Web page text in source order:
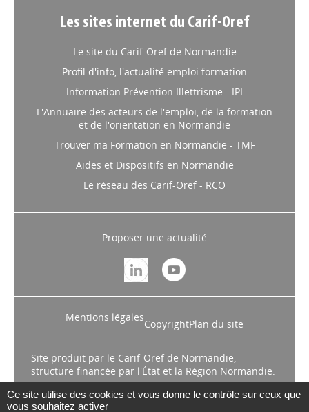
Les sites internet du Carif-Oref
Le site du Carif-Oref de Normandie
Profil d'info, l'actualité emploi formation
Information Prévention Illettrisme - IPI
L'Annuaire des acteurs de l'emploi, de la formation
et de l'orientation en Normandie
Trouver ma Formation en Normandie - TMF
Aides et Dispositifs en Normandie
Le réseau des Carif-Oref - RCO
Proposer une actualité
Mentions légales
CopyrightPlan du site
Site produit par le Carif-Oref de Normandie,
structure financée par l'État et la Région Normandie.
Ce site utilise des cookies et vous donne le contrôle sur ceux que
vous souhaitez activer